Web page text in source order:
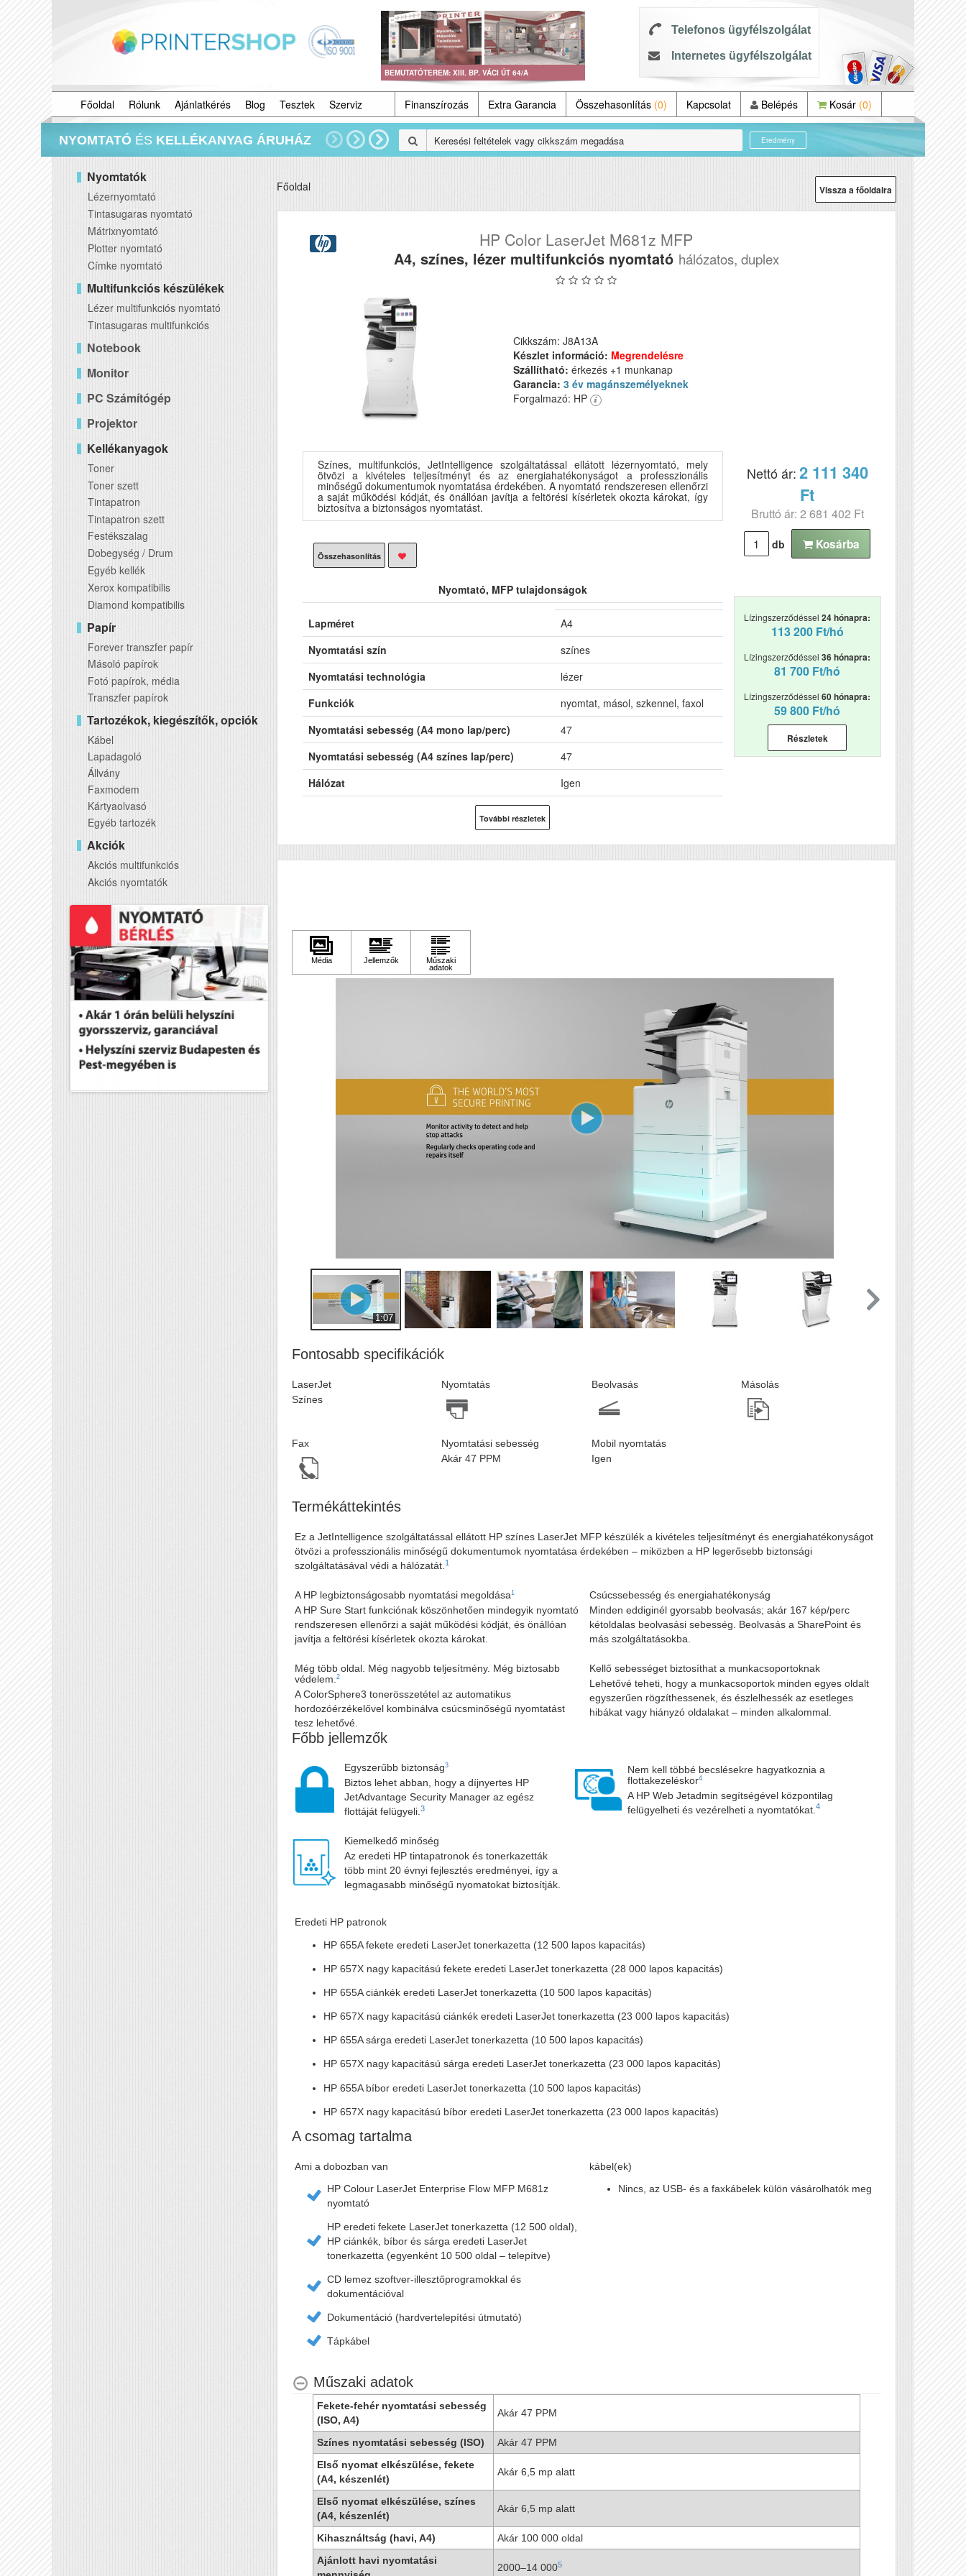
BEMUTATÓTEREM: XIII. BP. VÁCI ÚT 64/A
Telefonos ügyfélszolgálat
Internetes ügyfélszolgálat
Főoldal Rólunk Ajánlatkérés Blog Tesztek Szerviz Finanszírozás Extra Garancia Összehasonlítás (0) Kapcsolat Belépés Kosár (0)
NYOMTATÓ ÉS KELLÉKANYAG ÁRUHÁZ Eredmény
Nyomtatók
Lézernyomtató
Tintasugaras nyomtató
Mátrixnyomtató
Plotter nyomtató
Címke nyomtató
Multifunkciós készülékek
Lézer multifunkciós nyomtató
Tintasugaras multifunkciós
Notebook
Monitor
PC Számítógép
Projektor
Kellékanyagok
Toner
Toner szett
Tintapatron
Tintapatron szett
Festékszalag
Dobegység / Drum
Egyéb kellék
Xerox kompatibilis
Diamond kompatibilis
Papír
Forever transzfer papír
Másoló papírok
Fotó papírok, média
Transzfer papírok
Tartozékok, kiegészítők, opciók
Kábel
Lapadagoló
Állvány
Faxmodem
Kártyaolvasó
Egyéb tartozék
Akciók
Akciós multifunkciós
Akciós nyomtatók
Vissza a főoldalra
Főoldal
HP Color LaserJet M681z MFP
A4, színes, lézer multifunkciós nyomtató hálózatos, duplex
Cikkszám: J8A13A
Készlet információ: Megrendelésre
Szállítható: érkezés +1 munkanap
Garancia: 3 év magánszemélyeknek
Forgalmazó: HP
Színes, multifunkciós, JetIntelligence szolgáltatással ellátott lézernyomtató, mely
ötvözi a kivételes teljesítményt és az energiahatékonyságot a professzionális
minőségű dokumentumok nyomtatása érdekében. A nyomtató rendszeresen ellenőrzi
a saját működési kódját, és önállóan javítja a feltörési kísérletek okozta károkat, így
biztosítva a biztonságos nyomtatást.
Összehasonlítás
Nyomtató, MFP tulajdonságok
Lapméret
A4
Nyomtatási szín
színes
Nyomtatási technológia
lézer
Funkciók
nyomtat, másol, szkennel, faxol
Nyomtatási sebesség (A4 mono lap/perc)
47
Nyomtatási sebesség (A4 színes lap/perc)
47
Hálózat
Igen
Kétoldalas, duplex nyomtatás
Igen
RAM (MB)
Első fekete nyomat elkészítési ideje (mp)
Papírsúly g/m2
220
Havi terhelhetőség (oldal/hó)
8000
További részletek
Nettó ár:2 111 340
Ft
Bruttó ár: 2 681 402 Ft
db Kosárba
Lízingszerződéssel24 hónapra:
113 200 Ft/hó
Lízingszerződéssel36 hónapra:
81 700 Ft/hó
Lízingszerződéssel60 hónapra:
59 800 Ft/hó
Részletek
1:07
Fontosabb specifikációk
LaserJet
Színes
Nyomtatás Beolvasás Másolás
Fax
Nyomtatási sebesség
Akár 47 PPM
Mobil nyomtatás
Igen
Termékáttekintés
Ez a JetIntelligence szolgáltatással ellátott HP színes LaserJet MFP készülék a kivételes teljesítményt és energiahatékonyságot
ötvözi a professzionális minőségű dokumentumok nyomtatása érdekében – miközben a HP legerősebb biztonsági
szolgáltatásával védi a hálózatát.1
A HP legbiztonságosabb nyomtatási megoldása 1
A HP Sure Start funkciónak köszönhetően mindegyik nyomtató
rendszeresen ellenőrzi a saját működési kódját, és önállóan
javítja a feltörési kísérletek okozta károkat.
Csúcssebesség és energiahatékonyság
Minden eddiginél gyorsabb beolvasás; akár 167 kép/perc
kétoldalas beolvasási sebesség. Beolvasás a SharePoint és
más szolgáltatásokba.
Még több oldal. Még nagyobb teljesítmény. Még biztosabb
védelem. 2
A ColorSphere3 tonerösszetétel az automatikus
hordozóérzékelővel kombinálva csúcsminőségű nyomtatást
tesz lehetővé.
Kellő sebességet biztosíthat a munkacsoportoknak
Lehetővé teheti, hogy a munkacsoportok minden egyes oldalt
egyszerűen rögzíthessenek, és észlelhessék az esetleges
hibákat vagy hiányzó oldalakat – minden alkalommal.
Főbb jellemzők
Egyszerűbb biztonság3
Biztos lehet abban, hogy a díjnyertes HP
JetAdvantage Security Manager az egész
flottáját felügyeli. 3
Nem kell többé becslésekre hagyatkoznia a
flottakezeléskor4
A HP Web Jetadmin segítségével központilag
felügyelheti és vezérelheti a nyomtatókat. 4
Kiemelkedő minőség
Az eredeti HP tintapatronok és tonerkazetták
több mint 20 évnyi fejlesztés eredményei, így a
legmagasabb minőségű nyomatokat biztosítják.
Eredeti HP patronok
HP 655A fekete eredeti LaserJet tonerkazetta (12 500 lapos kapacitás)
HP 657X nagy kapacitású fekete eredeti LaserJet tonerkazetta (28 000 lapos kapacitás)
HP 655A ciánkék eredeti LaserJet tonerkazetta (10 500 lapos kapacitás)
HP 657X nagy kapacitású ciánkék eredeti LaserJet tonerkazetta (23 000 lapos kapacitás)
HP 655A sárga eredeti LaserJet tonerkazetta (10 500 lapos kapacitás)
HP 657X nagy kapacitású sárga eredeti LaserJet tonerkazetta (23 000 lapos kapacitás)
HP 655A bíbor eredeti LaserJet tonerkazetta (10 500 lapos kapacitás)
HP 657X nagy kapacitású bíbor eredeti LaserJet tonerkazetta (23 000 lapos kapacitás)
A csomag tartalma
Ami a dobozban van
HP Colour LaserJet Enterprise Flow MFP M681z
nyomtató
HP eredeti fekete LaserJet tonerkazetta (12 500 oldal),
HP ciánkék, bíbor és sárga eredeti LaserJet
tonerkazetta (egyenként 10 500 oldal – telepítve)
CD lemez szoftver-illesztőprogramokkal és
dokumentációval
Dokumentáció (hardvertelepítési útmutató)
Tápkábel
kábel(ek)
Nincs, az USB- és a faxkábelek külön vásárolhatók meg
Műszaki adatok
Fekete-fehér nyomtatási sebesség
(ISO, A4)
Akár 47 PPM
Színes nyomtatási sebesség (ISO)
Akár 47 PPM
Első nyomat elkészülése, fekete
(A4, készenlét)
Akár 6,5 mp alatt
Első nyomat elkészülése, színes
(A4, készenlét)
Akár 6,5 mp alatt
Kihasználtság (havi, A4)
Akár 100 000 oldal
Ajánlott havi nyomtatási
2000–14 0005